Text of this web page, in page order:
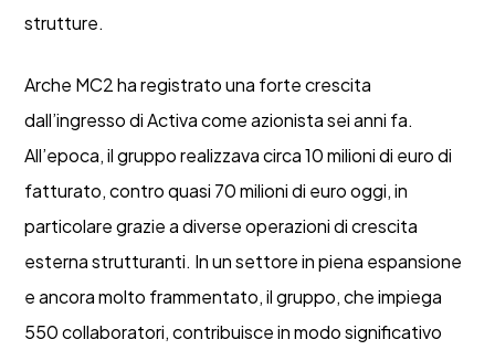
strutture.
Arche MC2 ha registrato una forte crescita
dall’ingresso di Activa come azionista sei anni fa.
All’epoca, il gruppo realizzava circa 10 milioni di euro di
fatturato, contro quasi 70 milioni di euro oggi, in
particolare grazie a diverse operazioni di crescita
esterna strutturanti. In un settore in piena espansione
e ancora molto frammentato, il gruppo, che impiega
550 collaboratori, contribuisce in modo significativo